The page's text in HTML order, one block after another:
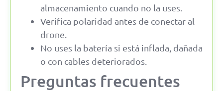
almacenamiento cuando no la uses.
Verifica polaridad antes de conectar al
drone.
No uses la batería si está inflada, dañada
o con cables deteriorados.
Preguntas frecuentes